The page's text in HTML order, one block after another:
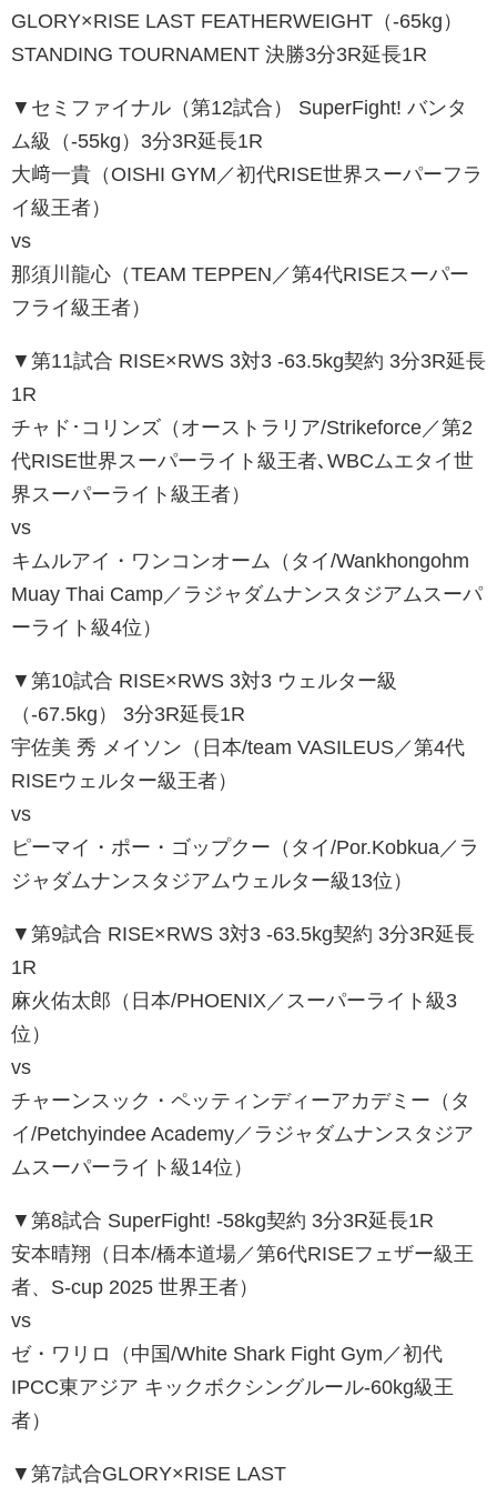
GLORY×RISE LAST FEATHERWEIGHT（-65kg）
STANDING TOURNAMENT 決勝3分3R延長1R
▼セミファイナル（第12試合） SuperFight! バンタ
ム級（-55kg）3分3R延長1R
大﨑一貴（OISHI GYM／初代RISE世界スーパーフラ
イ級王者）
vs
那須川龍心（TEAM TEPPEN／第4代RISEスーパー
フライ級王者）
▼第11試合 RISE×RWS 3対3 -63.5kg契約 3分3R延長
1R
チャド･コリンズ（オーストラリア/Strikeforce／第2
代RISE世界スーパーライト級王者､WBCムエタイ世
界スーパーライト級王者）
vs
キムルアイ・ワンコンオーム（タイ/Wankhongohm
Muay Thai Camp／ラジャダムナンスタジアムスーパ
ーライト級4位）
▼第10試合 RISE×RWS 3対3 ウェルター級
（-67.5kg） 3分3R延長1R
宇佐美 秀 メイソン（日本/team VASILEUS／第4代
RISEウェルター級王者）
vs
ピーマイ・ポー・ゴップクー（タイ/Por.Kobkua／ラ
ジャダムナンスタジアムウェルター級13位）
▼第9試合 RISE×RWS 3対3 -63.5kg契約 3分3R延長
1R
麻火佑太郎（日本/PHOENIX／スーパーライト級3
位）
vs
チャーンスック・ペッティンディーアカデミー（タ
イ/Petchyindee Academy／ラジャダムナンスタジア
ムスーパーライト級14位）
▼第8試合 SuperFight! -58kg契約 3分3R延長1R
安本晴翔（日本/橋本道場／第6代RISEフェザー級王
者、S-cup 2025 世界王者）
vs
ゼ・ワリロ（中国/White Shark Fight Gym／初代
IPCC東アジア キックボクシングルール-60kg級王
者）
▼第7試合GLORY×RISE LAST